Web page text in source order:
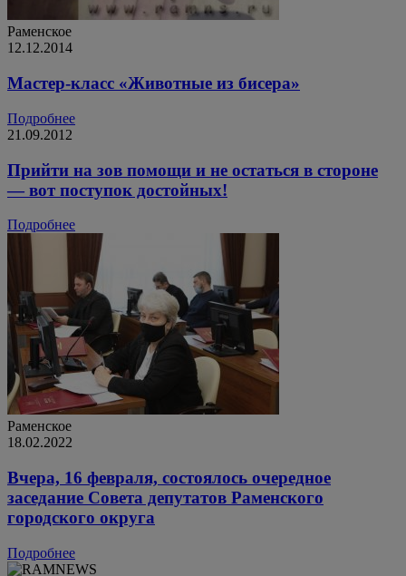
Раменское
12.12.2014
Мастер-класс «Животные из бисера»
Подробнее
21.09.2012
Прийти на зов помощи и не остаться в стороне
— вот поступок достойных!
Подробнее
Раменское
18.02.2022
Вчера, 16 февраля, состоялось очередное
заседание Совета депутатов Раменского
городского округа
Подробнее